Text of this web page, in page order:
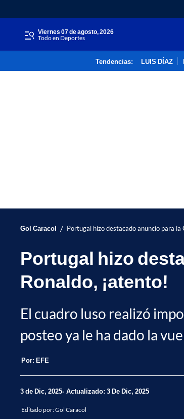
viernes 07 de agosto, 2026
Todo en Deportes
Tendencias: LUIS DÍAZ
Gol Caracol / Portugal hizo destacado anuncio para
Portugal hizo
Ronaldo, ¡atento!
El cuadro luso realizó
posteo ya le ha dado la
Por: EFE
3 de Dic, 2025 Actualizado: 3 De Dic, 2025
Editado por:Gol Caracol